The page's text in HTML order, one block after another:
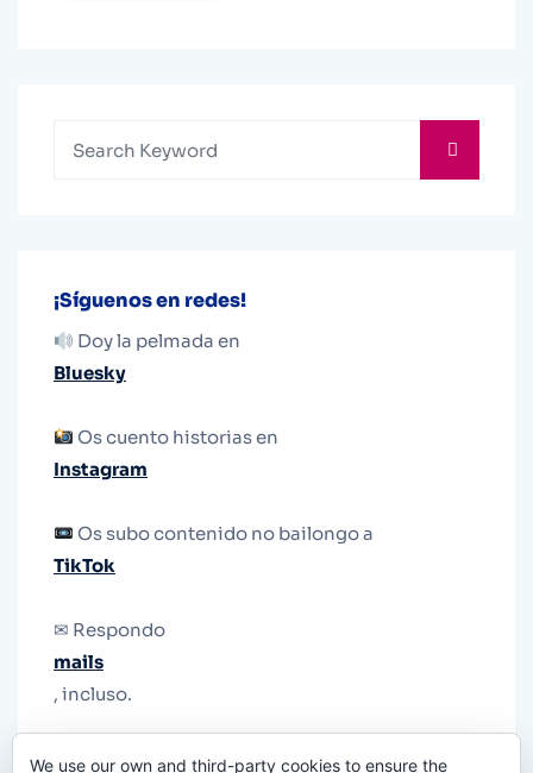
¡Síguenos en redes!
Doy la pelmada en
Bluesky
Os cuento historias en
Instagram
Os subo contenido no bailongo a
TikTok
✉ Respondo
mails
, incluso.
We use our own and third-party cookies to ensure the